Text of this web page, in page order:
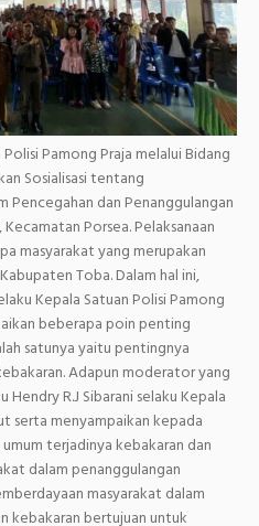
Pamong Praja melalui Bidang
Sosialisasi tentang
Pencegahan dan Penanggulangan
Porsea. Pelaksanaan
masyarakat yang merupakan
Toba. Dalam hal ini,
Kepala Satuan Polisi Pamong
beberapa poin penting
satunya yaitu pentingnya
Adapun moderator yang
Hendry R.J Sibarani selaku Kepala
serta menyampaikan kepada
terjadinya kebakaran dan
dalam penanggulangan
masyarakat dalam
kebakaran bertujuan untuk